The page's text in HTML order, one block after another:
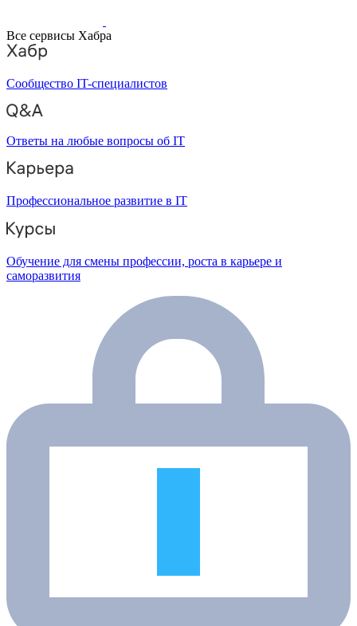
Все сервисы Хабра
Сообщество IT-специалистов
Ответы на любые вопросы об IT
Профессиональное развитие в IT
Обучение для смены профессии, роста в карьере и
саморазвития